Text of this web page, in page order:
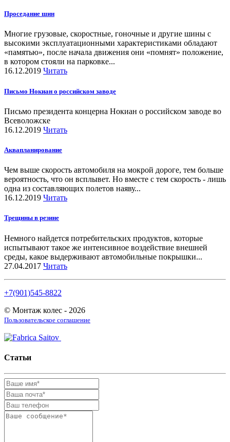
Проседание шин
Многие грузовые, скоростные, гоночные и другие шины с
высокими эксплуатационными характеристиками обладают
«памятью», после начала движения они «помнят» положение,
в котором стояли на парковке...
16.12.2019 Читать
Письмо Нокиан о российском заводе
Письмо президента концерна Нокиан о российском заводе во
Всеволожске
16.12.2019 Читать
Аквапланирование
Чем выше скорость автомобиля на мокрой дороге, тем больше
вероятность, что он всплывет. Но вместе с тем скорость - лишь
одна из составляющих полетов наяву...
16.12.2019 Читать
Трещины в резине
Немного найдется потребительских продуктов, которые
испытывают такое же интенсивное воздействие внешней
среды, какое выдерживают автомобильные покрышки...
27.04.2017 Читать
+7(901)545-8822
© Монтаж колес - 2026
Пользовательское соглашение
Статьи